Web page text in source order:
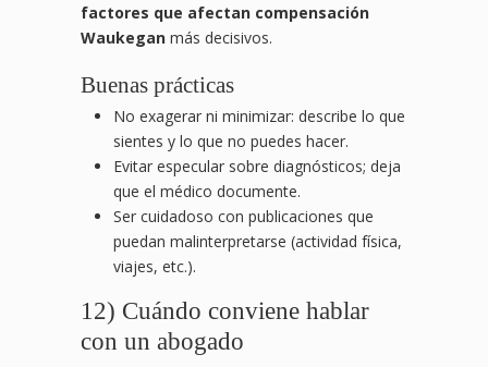
factores que afectan compensación
Waukegan más decisivos.
Buenas prácticas
No exagerar ni minimizar: describe lo que
sientes y lo que no puedes hacer.
Evitar especular sobre diagnósticos; deja
que el médico documente.
Ser cuidadoso con publicaciones que
puedan malinterpretarse (actividad física,
viajes, etc.).
12) Cuándo conviene hablar
con un abogado